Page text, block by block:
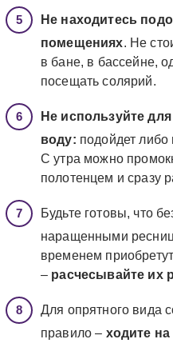
Не находитесь
помещениях. Не
в бане, в бассейне,
посещать солярий.
Не используйте
воду: подойдет либо
С утра можно
полотенцем и сразу
Будьте готовы, что
наращенными
временем
– расчесывайте их
Для опрятного вида
правило – ходите